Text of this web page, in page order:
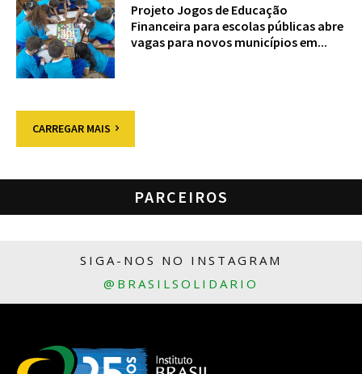
Projeto Jogos de Educação
Financeira para escolas públicas abre
vagas para novos municípios em...
CARREGAR MAIS
PARCEIROS
SIGA-NOS NO INSTAGRAM
@BRASILSOLIDARIO